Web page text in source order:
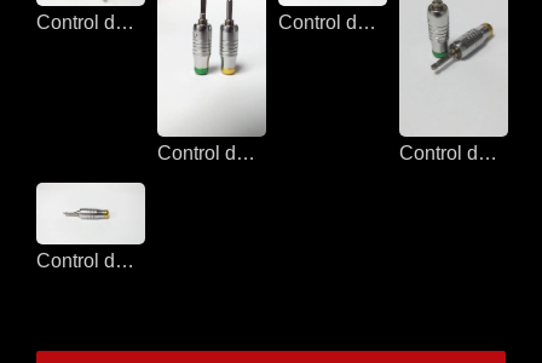
Control de par de Sloky para médico
Control de par de Sloky para médico
Control de par de Sloky para médico
Control de par de Sloky para médico
Control de par de Sloky para médico